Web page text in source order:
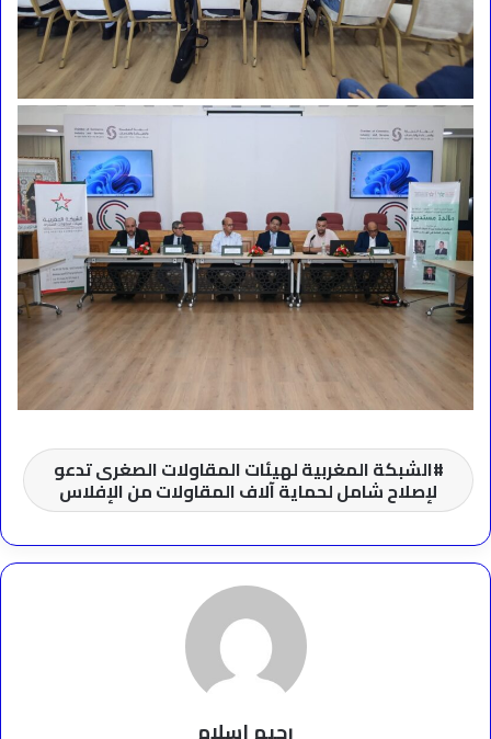
الشبكة المغربية لهيئات المقاولات الصغرى تدعو
لإصلاح شامل لحماية آلاف المقاولات من الإفلاس
رحيم اسلام